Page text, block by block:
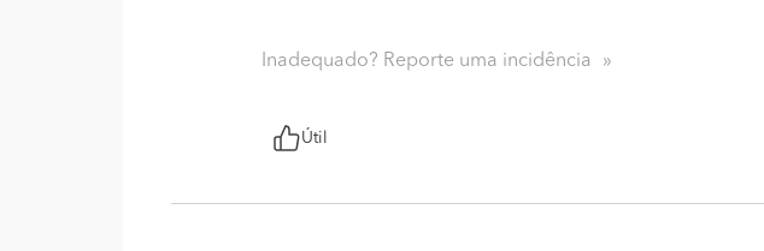
Inadequado? Reporte uma incidência
Útil